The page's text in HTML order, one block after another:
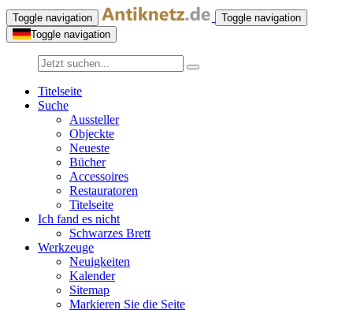
Toggle navigation
Toggle navigation
Toggle navigation
Titelseite
Suche
Aussteller
Objeckte
Neueste
Bücher
Accessoires
Restauratoren
Titelseite
Ich fand es nicht
Schwarzes Brett
Werkzeuge
Neuigkeiten
Kalender
Sitemap
Markieren Sie die Seite